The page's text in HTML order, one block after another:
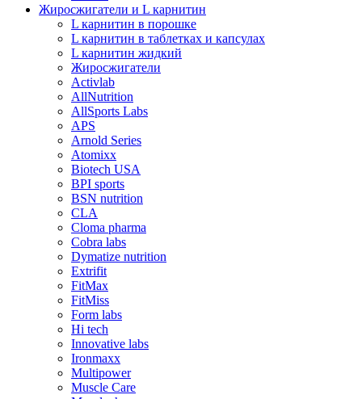
Жиросжигатели и L карнитин
L карнитин в порошке
L карнитин в таблетках и капсулах
L карнитин жидкий
Жиросжигатели
Activlab
AllNutrition
AllSports Labs
APS
Arnold Series
Atomixx
Biotech USA
BPI sports
BSN nutrition
CLA
Cloma pharma
Cobra labs
Dymatize nutrition
Extrifit
FitMax
FitMiss
Form labs
Hi tech
Innovative labs
Ironmaxx
Multipower
Muscle Care